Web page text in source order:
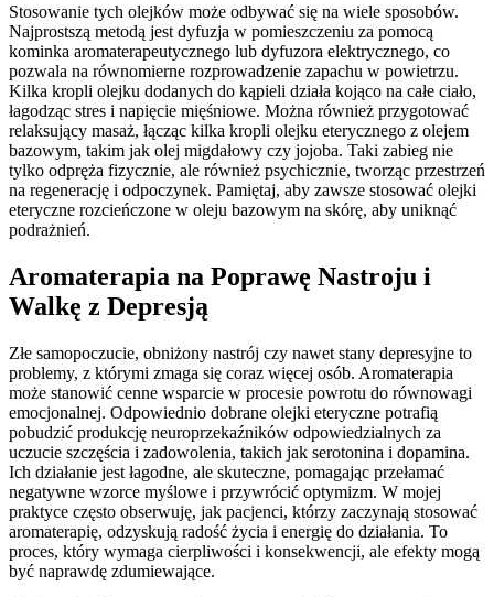
Stosowanie tych olejków może odbywać się na wiele sposobów.
Najprostszą metodą jest dyfuzja w pomieszczeniu za pomocą
kominka aromaterapeutycznego lub dyfuzora elektrycznego, co
pozwala na równomierne rozprowadzenie zapachu w powietrzu.
Kilka kropli olejku dodanych do kąpieli działa kojąco na całe ciało,
łagodząc stres i napięcie mięśniowe. Można również przygotować
relaksujący masaż, łącząc kilka kropli olejku eterycznego z olejem
bazowym, takim jak olej migdałowy czy jojoba. Taki zabieg nie
tylko odpręża fizycznie, ale również psychicznie, tworząc przestrzeń
na regenerację i odpoczynek. Pamiętaj, aby zawsze stosować olejki
eteryczne rozcieńczone w oleju bazowym na skórę, aby uniknąć
podrażnień.
Aromaterapia na Poprawę Nastroju i
Walkę z Depresją
Złe samopoczucie, obniżony nastrój czy nawet stany depresyjne to
problemy, z którymi zmaga się coraz więcej osób. Aromaterapia
może stanowić cenne wsparcie w procesie powrotu do równowagi
emocjonalnej. Odpowiednio dobrane olejki eteryczne potrafią
pobudzić produkcję neuroprzekaźników odpowiedzialnych za
uczucie szczęścia i zadowolenia, takich jak serotonina i dopamina.
Ich działanie jest łagodne, ale skuteczne, pomagając przełamać
negatywne wzorce myślowe i przywrócić optymizm. W mojej
praktyce często obserwuję, jak pacjenci, którzy zaczynają stosować
aromaterapię, odzyskują radość życia i energię do działania. To
proces, który wymaga cierpliwości i konsekwencji, ale efekty mogą
być naprawdę zdumiewające.